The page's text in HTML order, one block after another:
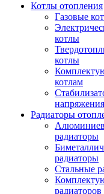
Котлы отопления
Газовые
котлы
котлы
котлам
Радиаторы
радиаторы
радиаторы
Стальные
радиаторов